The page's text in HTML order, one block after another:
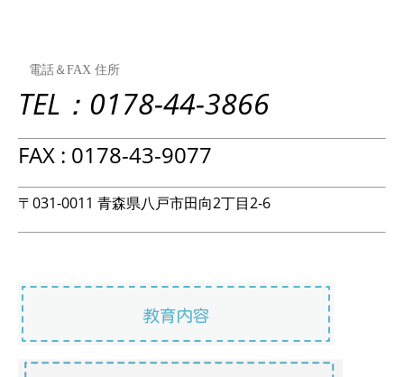
電話＆FAX 住所
TEL：0178-44-3866
FAX : 0178-43-9077
〒031-0011 青森県八戸市田向2丁目2-6